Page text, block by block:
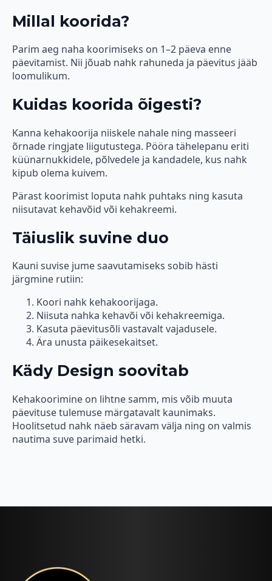
Millal koorida?
Parim aeg naha koorimiseks on 1–2 päeva enne
päevitamist. Nii jõuab nahk rahuneda ja päevitus jääb
loomulikum.
Kuidas koorida õigesti?
Kanna kehakoorija niiskele nahale ning masseeri
õrnade ringjate liigutustega. Pööra tähelepanu eriti
küünarnukkidele, põlvedele ja kandadele, kus nahk
kipub olema kuivem.
Pärast koorimist loputa nahk puhtaks ning kasuta
niisutavat kehavõid või kehakreemi.
Täiuslik suvine duo
Kauni suvise jume saavutamiseks sobib hästi
järgmine rutiin:
Koori nahk kehakoorijaga.
Niisuta nahka kehavõi või kehakreemiga.
Kasuta päevitusõli vastavalt vajadusele.
Ära unusta päikesekaitset.
Kädy Design soovitab
Kehakoorimine on lihtne samm, mis võib muuta
päevituse tulemuse märgatavalt kaunimaks.
Hoolitsetud nahk näeb säravam välja ning on valmis
nautima suve parimaid hetki.